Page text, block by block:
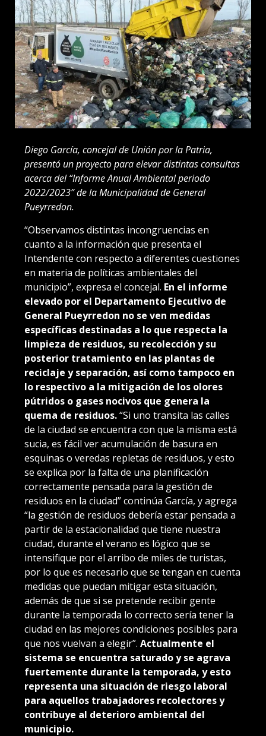
Diego García, concejal de Unión por la Patria,
presentó un proyecto para elevar distintas consultas
acerca del “Informe Anual Ambiental periodo
2022/2023” de la Municipalidad de General
Pueyrredon.
“Observamos distintas incongruencias en
cuanto a la información que presenta el
Intendente con respecto a diferentes cuestiones
en materia de políticas ambientales del
municipio”, expresa el concejal. En el informe
elevado por el Departamento Ejecutivo de
General Pueyrredon no se ven medidas
específicas destinadas a lo que respecta la
limpieza de residuos, su recolección y su
posterior tratamiento en las plantas de
reciclaje y separación, así como tampoco en
lo respectivo a la mitigación de los olores
pútridos o gases nocivos que genera la
quema de residuos.“Si uno transita las calles
de la ciudad se encuentra con que la misma está
sucia, es fácil ver acumulación de basura en
esquinas o veredas repletas de residuos, y esto
se explica por la falta de una planificación
correctamente pensada para la gestión de
residuos en la ciudad” continúa García, y agrega
“la gestión de residuos debería estar pensada a
partir de la estacionalidad que tiene nuestra
ciudad, durante el verano es lógico que se
intensifique por el arribo de miles de turistas,
por lo que es necesario que se tengan en cuenta
medidas que puedan mitigar esta situación,
además de que si se pretende recibir gente
durante la temporada lo correcto sería tener la
ciudad en las mejores condiciones posibles para
que nos vuelvan a elegir”. Actualmente el
sistema se encuentra saturado y se agrava
fuertemente durante la temporada, y esto
representa una situación de riesgo laboral
para aquellos trabajadores recolectores y
contribuye al deterioro ambiental del
municipio.